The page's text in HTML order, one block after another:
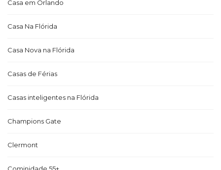
Casa em Orlando
Casa Na Flórida
Casa Nova na Flórida
Casas de Férias
Casas inteligentes na Flórida
Champions Gate
Clermont